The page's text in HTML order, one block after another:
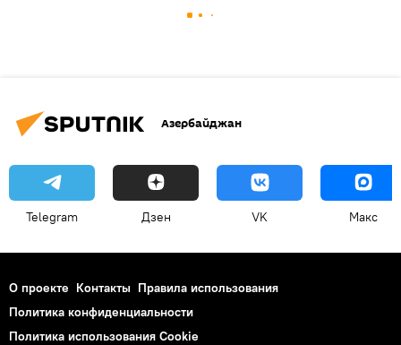
Азербайджан
Telegram Дзен VK Макс
О проекте Контакты Правила использования
Политика конфиденциальности
Политика использования Cookie